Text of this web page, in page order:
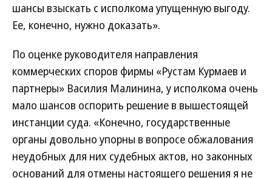
шансы взыскать с исполкома упущенную выгоду.
Ее, конечно, нужно доказать».
По оценке руководителя направления
коммерческих споров фирмы «Рустам Курмаев и
партнеры» Василия Малинина, у исполкома очень
мало шансов оспорить решение в вышестоящей
инстанции суда. «Конечно, государственные
органы довольно упорны в вопросе обжалования
неудобных для них судебных актов, но законных
оснований для отмены настоящего решения я не